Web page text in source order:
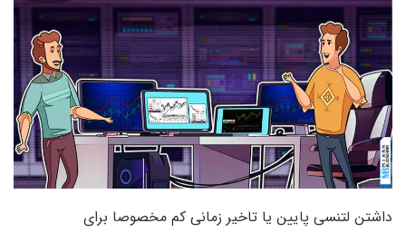
داشتن لتنسی پایین یا تاخیر زمانی کم مخصوصا برای